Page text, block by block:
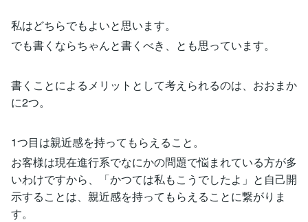
私はどちらでもよいと思います。
でも書くならちゃんと書くべき、とも思っています。
書くことによるメリットとして考えられるのは、おおまか
に2つ。
1つ目は親近感を持ってもらえること。
お客様は現在進行系でなにかの問題で悩まれている方が多
いわけですから、「かつては私もこうでしたよ」と自己開
示することは、親近感を持ってもらえることに繋がりま
す。